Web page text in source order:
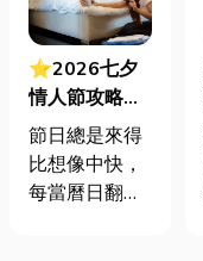
⭐2026七夕
情人節攻略！
七夕送什麼不
踩雷？限定甜
點哪裡買？台
節日總是來得
比想像中快，
每當曆日翻到